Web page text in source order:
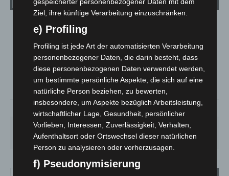
LANGENHAGEN
Bedeckt
25.6°C 28.3°
24.9°
MO.
27°
DI.
25°
MI.
26°
DO.
30 °
FR.
34
gespeicherter personenbezogener Daten mit dem
Ziel, ihre künftige Verarbeitung einzuschränken.
e) Profiling
Profiling ist jede Art der automatisierten Verarbeitung
personenbezogener Daten, die darin besteht, dass
diese personenbezogenen Daten verwendet werden,
um bestimmte persönliche Aspekte, die sich auf eine
natürliche Person beziehen, zu bewerten,
insbesondere, um Aspekte bezüglich Arbeitsleistung,
wirtschaftlicher Lage, Gesundheit, persönlicher
Vorlieben, Interessen, Zuverlässigkeit, Verhalten,
Aufenthaltsort oder Ortswechsel dieser natürlichen
Person zu analysieren oder vorherzusagen.
f) Pseudonymisierung